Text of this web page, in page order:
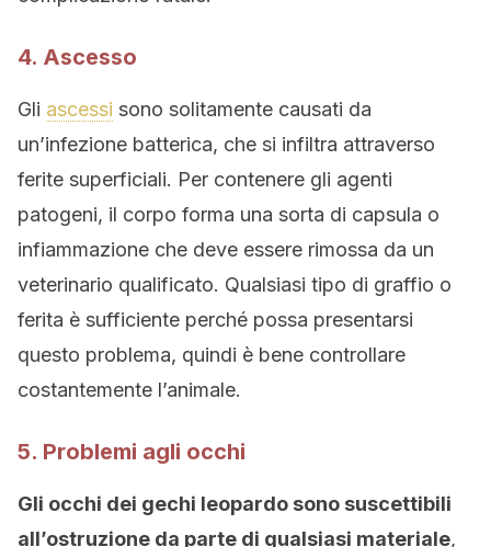
4. Ascesso
Gli ascessi sono solitamente causati da
un’infezione batterica, che si infiltra attraverso
ferite superficiali. Per contenere gli agenti
patogeni, il corpo forma una sorta di capsula o
infiammazione che deve essere rimossa da un
veterinario qualificato. Qualsiasi tipo di graffio o
ferita è sufficiente perché possa presentarsi
questo problema, quindi è bene controllare
costantemente l’animale.
5. Problemi agli occhi
Gli occhi dei gechi leopardo sono suscettibili
all’ostruzione da parte di qualsiasi materiale,